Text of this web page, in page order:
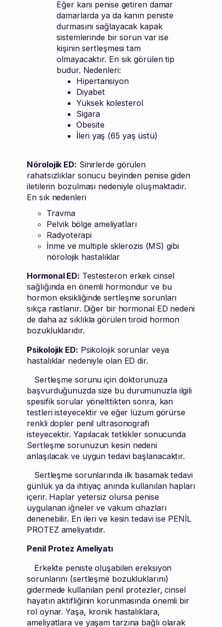
Eğer kanı penise getiren damar
damarlarda ya da kanın peniste
durmasını sağlayacak kapak
sistemlerinde bir sorun var ise
kişinin sertleşmesi tam
olmayacaktır. En sık görülen tip
budur. Nedenleri:
Hipertansiyon
Diyabet
Yüksek kolesterol
Sigara
Obesite
İleri yaş (65 yaş üstü)
Nörolojik ED: Sinirlerde görülen
rahatsızlıklar sonucu beyinden penise giden
iletilerin bozulması nedeniyle oluşmaktadır.
En sık nedenleri
Travma
Pelvik bölge ameliyatları
Radyoterapi
İnme ve multiple sklerozis (MS) gibi
nörolojik hastalıklar
Hormonal ED: Testesteron erkek cinsel
sağlığında en önemli hormondur ve bu
hormon eksikliğinde sertleşme sorunları
sıkça rastlanır. Diğer bir hormonal ED nedeni
de daha az sıklıkla görülen tiroid hormon
bozukluklarıdır.
Psikolojik ED: Psikolojik sorunlar veya
hastalıklar nedeniyle olan ED dir.
Sertleşme sorunu için doktorunuza
başvurduğunuzda size bu durumunuzla ilgili
spesifik sorular yönelttikten sonra, kan
testleri isteyecektir ve eğer lüzum görürse
renkli dopler penil ultrasonografi
isteyecektir. Yapılacak tetkikler sonucunda
Sertleşme sorunuzun kesin nedeni
anlaşılacak ve uygun tedavi başlanacaktır.
Sertleşme sorunlarında ilk basamak tedavi
günlük ya da ihtiyaç anında kullanılan hapları
içerir. Haplar yetersiz olursa penise
uygulanan iğneler ve vakum cihazları
denenebilir. En ileri ve kesin tedavi ise PENİL
PROTEZ ameliyatıdır.
Penil Protez Ameliyatı
Erkekte peniste oluşabilen ereksiyon
sorunlarını (sertleşme bozukluklarını)
gidermede kullanılan penil protezler, cinsel
hayatın aktifliğinin korunmasında önemli bir
rol oynar. Yaşa, kronik hastalıklara,
ameliyatlara ve yaşam tarzına bağlı olarak